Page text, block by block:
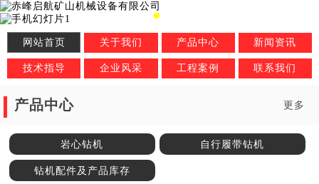
网站首页 关于我们 产品中心 新闻资讯
技术指导 企业风采 工程案例 联系我们
产品中心 更多
岩心钻机 自行履带钻机
钻机配件及产品库存